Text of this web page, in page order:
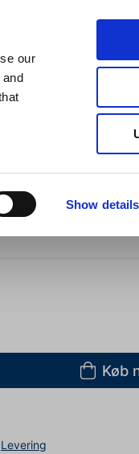
our
Show details
Barudstyr
Sort Maya
Køb
Levering